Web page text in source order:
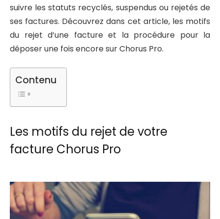
suivre les statuts recyclés, suspendus ou rejetés de
ses factures. Découvrez dans cet article, les motifs
du rejet d’une facture et la procédure pour la
déposer une fois encore sur Chorus Pro.
Contenu
Les motifs du rejet de votre
facture Chorus Pro